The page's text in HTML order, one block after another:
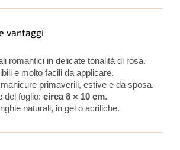
vantaggi
romantici in delicate tonalità di rosa.
e molto facili da applicare.
primaverili, estive e da sposa.
del foglio: circa 8 × 10 cm.
naturali, in gel o acriliche.